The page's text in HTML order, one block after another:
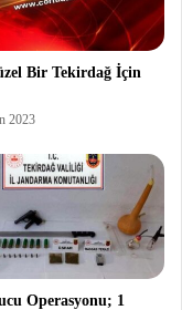
Bir Tekirdağ İçin
2023
Operasyonu; 1